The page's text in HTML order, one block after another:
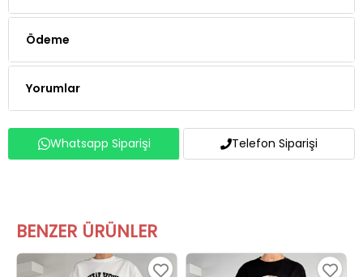
Ödeme
Yorumlar
Whatsapp Siparişi Telefon Siparişi
BENZER ÜRÜNLER